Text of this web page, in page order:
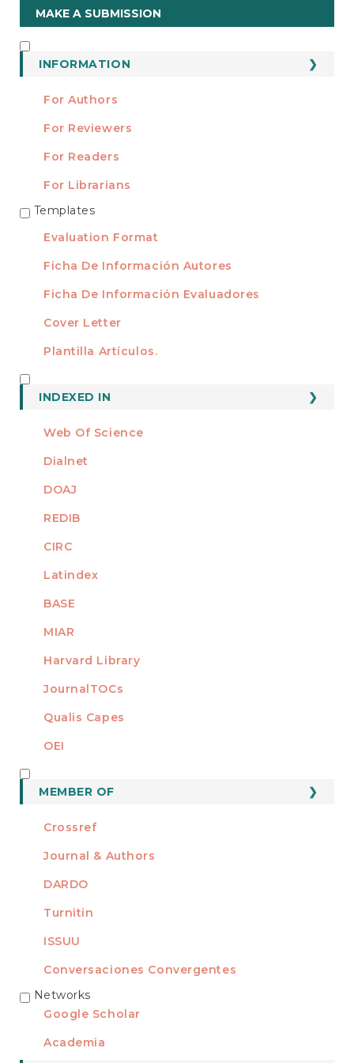
a
Submission
MAKE A SUBMISSION
INFORMATION
For Authors
For Reviewers
For Readers
For Librarians
TEMPLATES
Templates
Evaluation Format
Ficha De Información Autores
Ficha De Información Evaluadores
Cover Letter
Plantilla Artículos.
INDEXED IN
Web Of Science
Dialnet
DOAJ
REDIB
CIRC
Latindex
BASE
MIAR
Harvard Library
JournalTOCs
Qualis Capes
OEI
MEMBER OF
Crossref
Journal & Authors
DARDO
Turnitin
ISSUU
Conversaciones Convergentes
REDES
Networks
Google Scholar
Academia